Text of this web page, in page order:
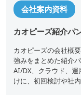
会社案内資料
カオピーズ紹介パ
カオピーズの会社概
強みをまとめた紹介
AI/DX、クラウド、
けに、初回検討や社